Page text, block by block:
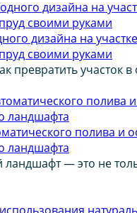
дизайна на
своими руками
превратить участок
полива и
ландшафта
— это не